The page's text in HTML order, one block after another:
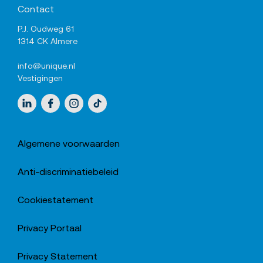
Contact
P.J. Oudweg 61
1314 CK Almere
info@unique.nl
Vestigingen
Sociale media
LinkedInFacebookInstagram
TikTok
Algemene voorwaarden
Anti-discriminatiebeleid
Cookiestatement
Privacy Portaal
Privacy Statement